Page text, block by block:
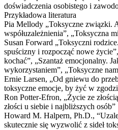
doświadczenia osobistego i
Przykładowa literatura
Pia Mellody „Toksyczne związki.
współuzależnienia”, „Toksyczna
Susan Forward „Toksyczni
spuścizny i rozpocząć nowe
kochać”, „Szantaż emocjonalny.
wykorzystaniem”, „Toksyczne
Ernie Larsen, „Od gniewu do
toksyczne emocje, by żyć w
Ron Potter-Efron, „Życie ze
złości u siebie i najbliższych osób”
Howard M. Halpern, Ph.D.,
skutecznie się wyzwolić z sideł